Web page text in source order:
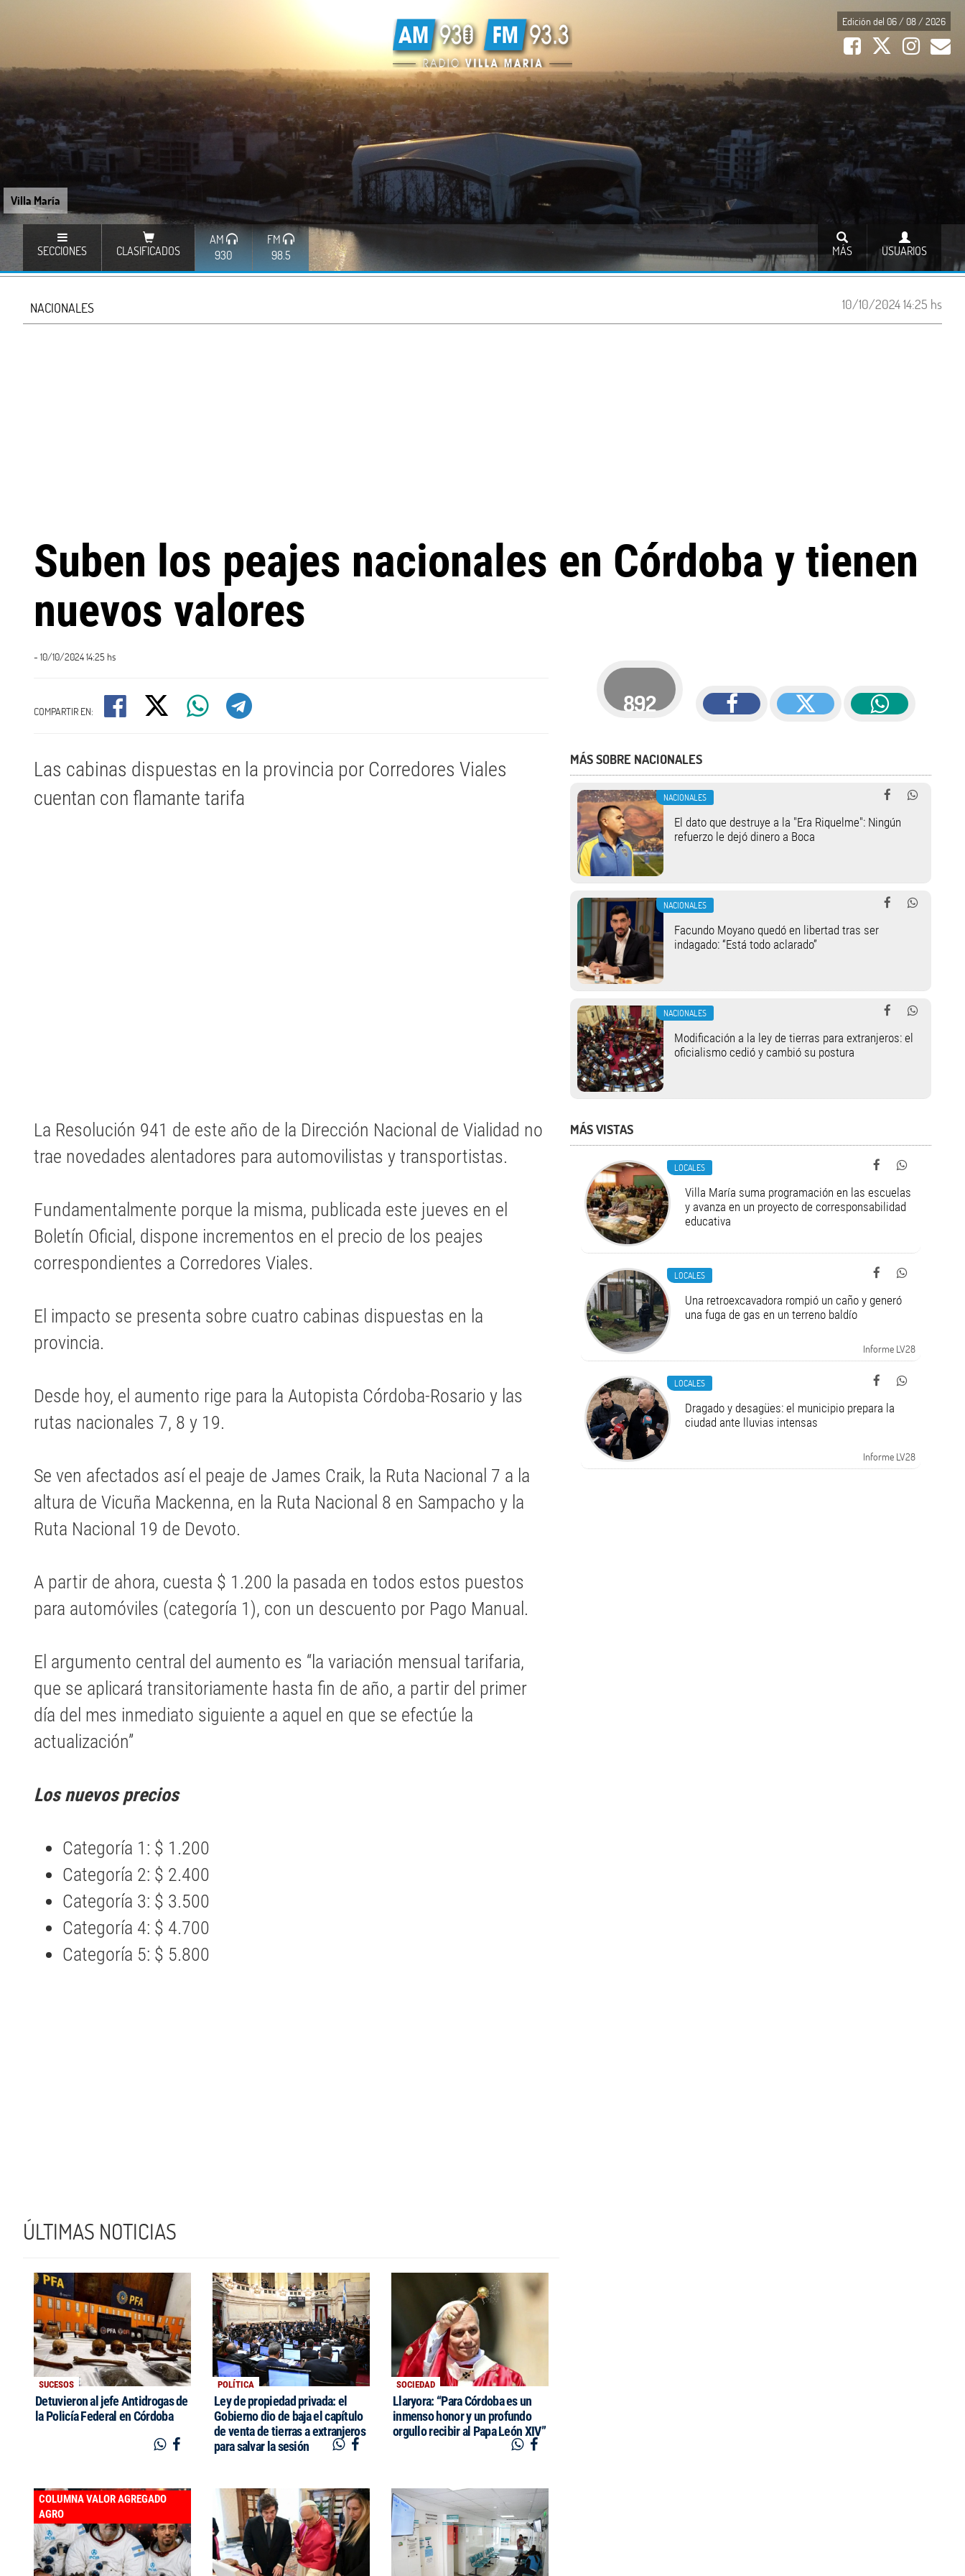
Villa María
Edición del 06 / 08 / 2026
SECCIONES CLASIFICADOS
AM
930
FM
98.5
USUARIOS
MÁS
10/10/2024 14:25 hs
NACIONALES
Suben los peajes nacionales en Córdoba y tienen
nuevos valores
- 10/10/2024 14:25 hs
COMPARTIR EN:
Las cabinas dispuestas en la provincia por Corredores Viales
cuentan con flamante tarifa
La Resolución 941 de este año de la Dirección Nacional de Vialidad no
trae novedades alentadores para automovilistas y transportistas.
Fundamentalmente porque la misma, publicada este jueves en el
Boletín Oficial, dispone incrementos en el precio de los peajes
correspondientes a Corredores Viales.
El impacto se presenta sobre cuatro cabinas dispuestas en la
provincia.
Desde hoy, el aumento rige para la Autopista Córdoba-Rosario y las
rutas nacionales 7, 8 y 19.
Se ven afectados así el peaje de James Craik, la Ruta Nacional 7 a la
altura de Vicuña Mackenna, en la Ruta Nacional 8 en Sampacho y la
Ruta Nacional 19 de Devoto.
A partir de ahora, cuesta $ 1.200 la pasada en todos estos puestos
para automóviles (categoría 1), con un descuento por Pago Manual.
El argumento central del aumento es “la variación mensual tarifaria,
que se aplicará transitoriamente hasta fin de año, a partir del primer
día del mes inmediato siguiente a aquel en que se efectúe la
actualización”
Los nuevos precios
Categoría 1: $ 1.200
Categoría 2: $ 2.400
Categoría 3: $ 3.500
Categoría 4: $ 4.700
Categoría 5: $ 5.800
ÚLTIMAS NOTICIAS
SUCESOS
Detuvieron al jefe Antidrogas de
la Policía Federal en Córdoba
POLÍTICA
Ley de propiedad privada: el
Gobierno dio de baja el capítulo
de venta de tierras a extranjeros
para salvar la sesión
SOCIEDAD
Llaryora: “Para Córdoba es un
inmenso honor y un profundo
orgullo recibir al Papa León XIV”
COLUMNA VALOR AGREGADO
AGRO
892
MÁS SOBRE NACIONALES
NACIONALES
El dato que destruye a la "Era Riquelme": Ningún
refuerzo le dejó dinero a Boca
NACIONALES
Facundo Moyano quedó en libertad tras ser
indagado: “Está todo aclarado”
NACIONALES
Modificación a la ley de tierras para extranjeros: el
oficialismo cedió y cambió su postura
MÁS VISTAS
LOCALES
Villa María suma programación en las escuelas
y avanza en un proyecto de corresponsabilidad
educativa
LOCALES
Una retroexcavadora rompió un caño y generó
una fuga de gas en un terreno baldío
Informe LV28
LOCALES
Dragado y desagües: el municipio prepara la
ciudad ante lluvias intensas
Informe LV28